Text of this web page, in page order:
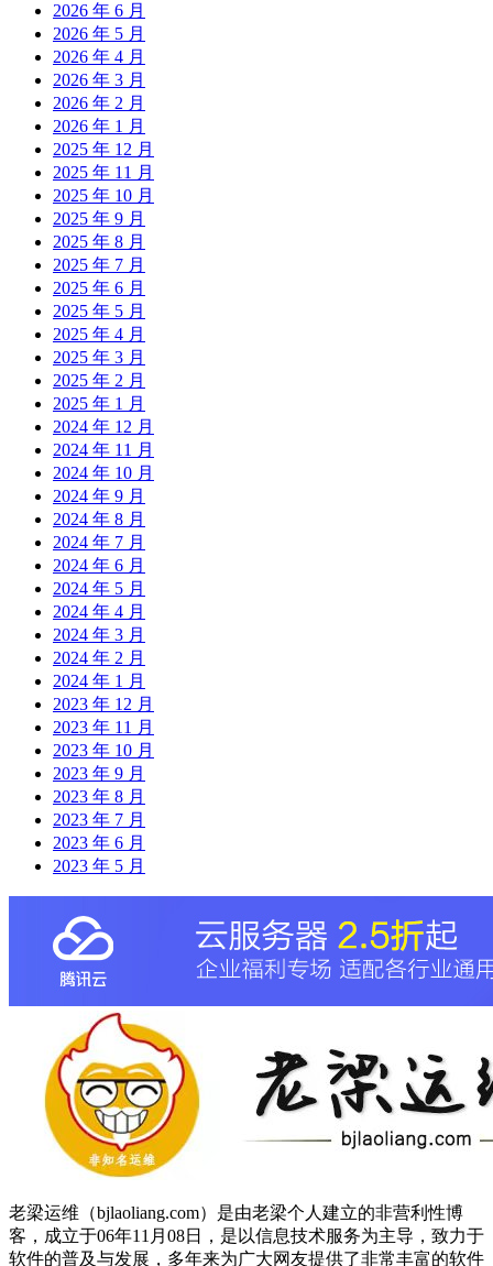
2026 年 6 月
2026 年 5 月
2026 年 4 月
2026 年 3 月
2026 年 2 月
2026 年 1 月
2025 年 12 月
2025 年 11 月
2025 年 10 月
2025 年 9 月
2025 年 8 月
2025 年 7 月
2025 年 6 月
2025 年 5 月
2025 年 4 月
2025 年 3 月
2025 年 2 月
2025 年 1 月
2024 年 12 月
2024 年 11 月
2024 年 10 月
2024 年 9 月
2024 年 8 月
2024 年 7 月
2024 年 6 月
2024 年 5 月
2024 年 4 月
2024 年 3 月
2024 年 2 月
2024 年 1 月
2023 年 12 月
2023 年 11 月
2023 年 10 月
2023 年 9 月
2023 年 8 月
2023 年 7 月
2023 年 6 月
2023 年 5 月
老梁运维（bjlaoliang.com）是由老梁个人建立的非营利性博
客，成立于06年11月08日，是以信息技术服务为主导，致力于
软件的普及与发展，多年来为广大网友提供了非常丰富的软件